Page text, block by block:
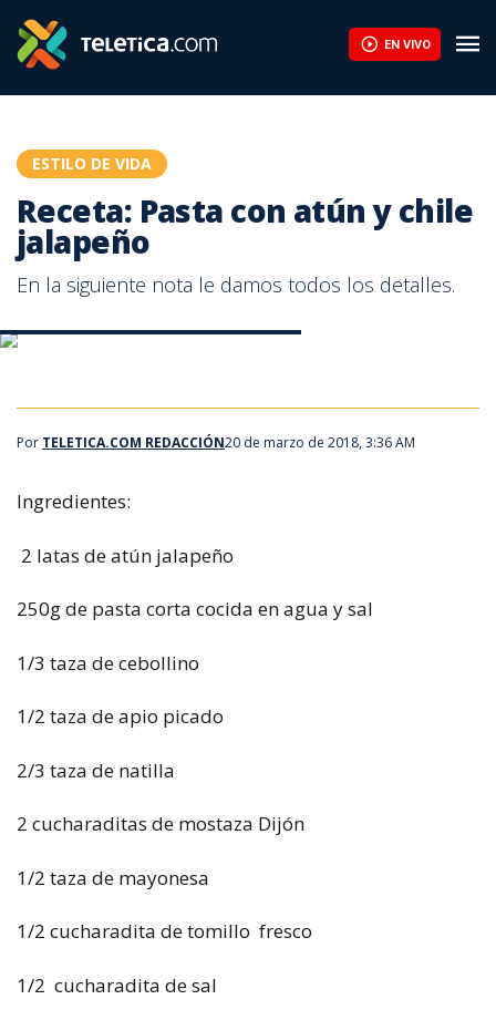
EN VIVO
ESTILO DE VIDA
Receta: Pasta con atún y chile
jalapeño
En la siguiente nota le damos todos los detalles.
Por TELETICA.COM REDACCIÓN20 de marzo de 2018, 3:36 AM
Ingredientes:
2 latas de atún jalapeño
250g de pasta corta cocida en agua y sal
1/3 taza de cebollino
1/2 taza de apio picado
2/3 taza de natilla
2 cucharaditas de mostaza Dijón
1/2 taza de mayonesa
1/2 cucharadita de tomillo fresco
1/2 cucharadita de sal